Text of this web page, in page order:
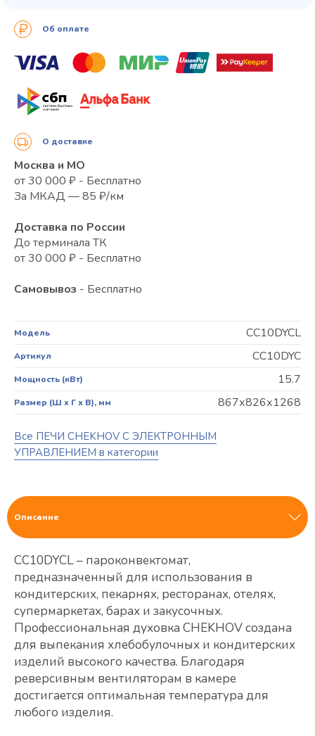
Модель CC10DYCL
Артикул CC10DYC
Мощность (кВт) 15.7
Размер (Ш х Г х В), мм 867х826х1268
Все ПЕЧИ CHEKHOV С ЭЛЕКТРОННЫМ
УПРАВЛЕНИЕМ в категории
Об оплате
О доставке
Москва и МО
от 30 000 ₽ - Бесплатно
За МКАД — 85 ₽/км
Доставка по России
До терминала ТК
от 30 000 ₽ - Бесплатно
Самовывоз - Бесплатно
Описание
CC10DYCL – пароконвектомат,
предназначенный для использования в
кондитерских, пекарнях, ресторанах, отелях,
супермаркетах, барах и закусочных.
Профессиональная духовка CHEKHOV создана
для выпекания хлебобулочных и кондитерских
изделий высокого качества. Благодаря
реверсивным вентиляторам в камере
достигается оптимальная температура для
любого изделия.